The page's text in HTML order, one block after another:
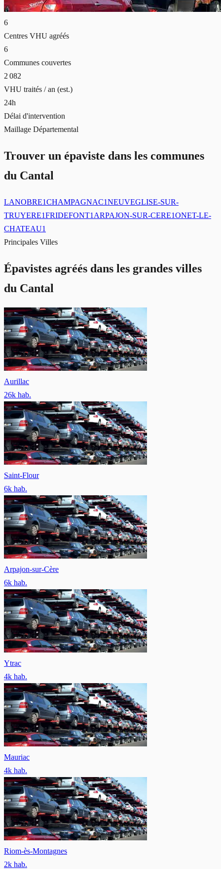
6
Centres VHU agréés
6
Communes couvertes
2 082
VHU traités / an (est.)
24h
Délai d'intervention
Maillage Départemental
Trouver un épaviste dans les communes
du Cantal
LANOBRE1CHAMPAGNAC1NEUVEGLISE-SUR-
TRUYERE1FRIDEFONT1 ARPAJON-SUR-CERE1ONET-LE-
CHATEAU1
Principales Villes
Épavistes agréés dans les grandes villes
du Cantal
Aurillac
26k hab.
Saint-Flour
6k hab.
Arpajon-sur-Cère
6k hab.
Ytrac
4k hab.
Mauriac
4k hab.
Riom-ès-Montagnes
2k hab.